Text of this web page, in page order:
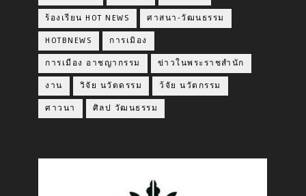
ร้องเรียน HOT NEWS ศาสนา-วัฒนธรรม
HOTBNEWS การเมิอง
การเมือง อาชญากรรม ข่าวในพระราชสำนัก
งาน วิจัย นวัตดรรม ว้จัย นวัตกรรม
ศาวนา ศิลป วัฒนธรรม